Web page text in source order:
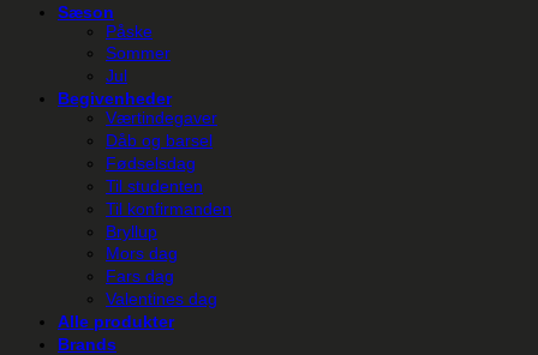
Sæson
Påske
Sommer
Jul
Begivenheder
Værtindegaver
Dåb og barsel
Fødselsdag
Til studenten
Til konfirmanden
Bryllup
Mors dag
Fars dag
Valentines dag
Alle produkter
Brands